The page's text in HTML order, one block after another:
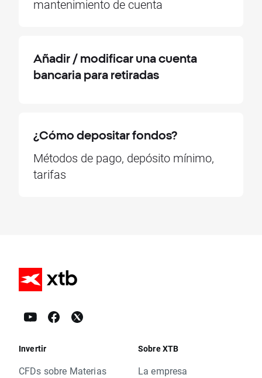
mantenimiento de cuenta
Añadir / modificar una cuenta
bancaria para retiradas
¿Cómo depositar fondos?
Métodos de pago, depósito mínimo,
tarifas
Invertir
CFDs sobre Materias
Sobre XTB
La empresa